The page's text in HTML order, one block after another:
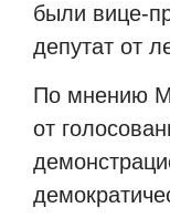
были вице-
депутат от
По мнению
от